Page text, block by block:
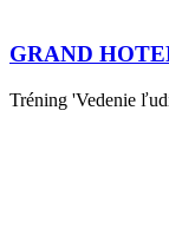
GRAND
Tréning 'Vedenie